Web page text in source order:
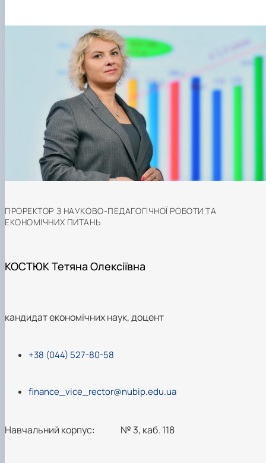
ПРОРЕКТОР З НАУКОВО-ПЕДАГОГІЧНОЇ РОБОТИ ТА
ЕКОНОМІЧНИХ ПИТАНЬ
КОСТЮК Тетяна Олексіївна
кандидат економічних наук, доцент
+38 (044) 527-80-58
finance_vice_rector@nubip.edu.ua
Навчальний корпус: № 3, каб. 118